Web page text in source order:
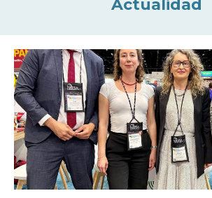
Actualidad